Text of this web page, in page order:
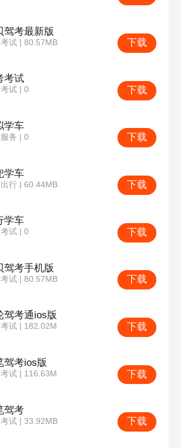
驾考最新版
试 | 80.57MB 下载
考试
试 | 0 下载
学车
务 | 0 下载
学车
行 | 60.44MB 下载
学车
试 | 0 下载
驾考手机版
试 | 80.57MB 下载
驾考通ios版
试 | 182.02M 下载
驾考ios版
试 | 116.63M 下载
驾考
试 | 33.92MB 下载